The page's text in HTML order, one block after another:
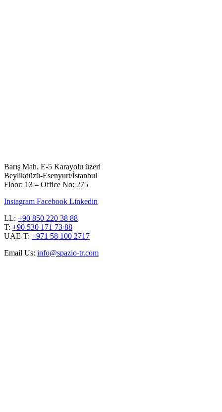
Barış Mah. E-5 Karayolu üzeri
Beylikdüzü-Esenyurt/İstanbul
Floor: 13 – Office No: 275
Instagram Facebook Linkedin
LL: +90 850 220 38 88
T: +90 530 171 73 88
UAE-T: +971 58 100 2717
Email Us: info@spazio-tr.com